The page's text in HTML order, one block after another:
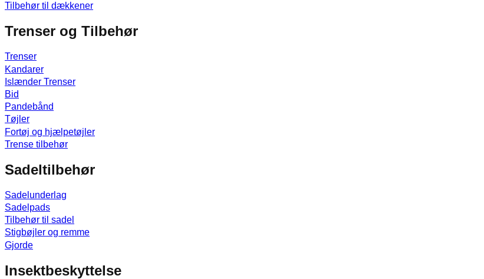
Tilbehør til dækkener
Trenser og Tilbehør
Trenser
Kandarer
Islænder Trenser
Bid
Pandebånd
Tøjler
Fortøj og hjælpetøjler
Trense tilbehør
Sadeltilbehør
Sadelunderlag
Sadelpads
Tilbehør til sadel
Stigbøjler og remme
Gjorde
Insektbeskyttelse